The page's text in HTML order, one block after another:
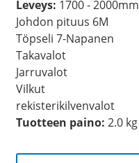
Leveys: 1700 - 2000mm
Johdon pituus 6M
Töpseli 7-Napanen
Takavalot
Jarruvalot
Vilkut
rekisterikilvenvalot
Tuotteen paino: 2.0 kg